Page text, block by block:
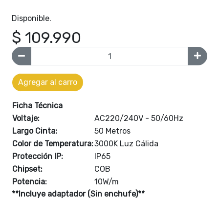
Disponible.
$ 109.990
Agregar al carro
Ficha Técnica
Voltaje:
AC220/240V - 50/60Hz
Largo Cinta:
50 Metros
Color de Temperatura:3000K Luz Cálida
Protección IP:
IP65
Chipset:
COB
Potencia:
10W/m
**Incluye adaptador (Sin enchufe)**